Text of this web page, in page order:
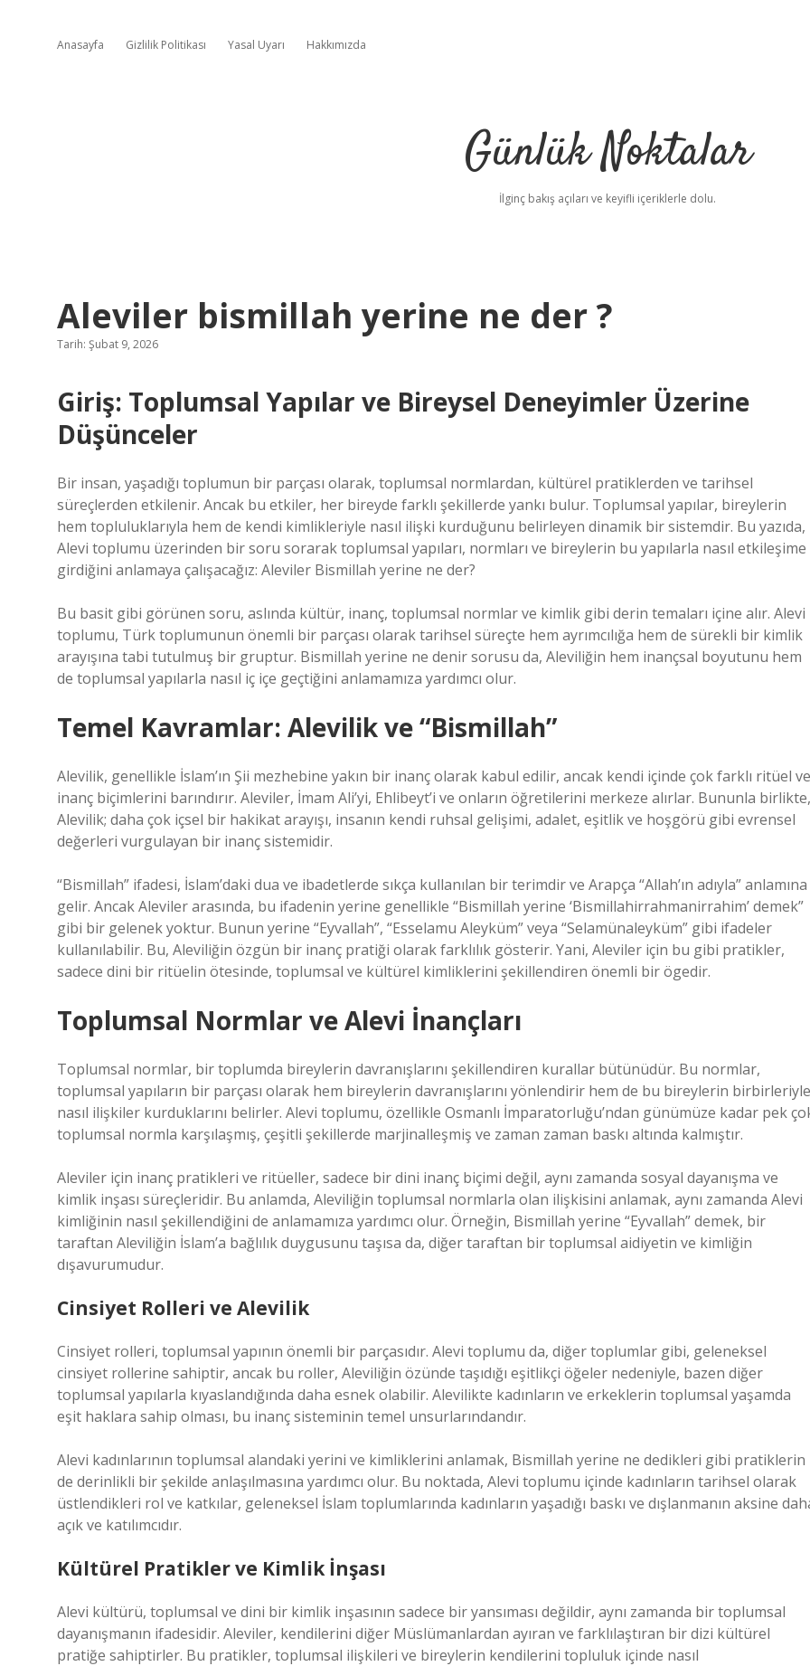
Anasayfa Gizlilik Politikası Yasal Uyarı Hakkımızda
Günlük Noktalar
İlginç bakış açıları ve keyifli içeriklerle dolu.
Aleviler bismillah yerine ne der ?
Tarih: Şubat 9, 2026
Giriş: Toplumsal Yapılar ve Bireysel Deneyimler Üzerine
Düşünceler
Bir insan, yaşadığı toplumun bir parçası olarak, toplumsal normlardan, kültürel pratiklerden ve tarihsel
süreçlerden etkilenir. Ancak bu etkiler, her bireyde farklı şekillerde yankı bulur. Toplumsal yapılar, bireylerin
hem topluluklarıyla hem de kendi kimlikleriyle nasıl ilişki kurduğunu belirleyen dinamik bir sistemdir. Bu yazıda,
Alevi toplumu üzerinden bir soru sorarak toplumsal yapıları, normları ve bireylerin bu yapılarla nasıl etkileşime
girdiğini anlamaya çalışacağız: Aleviler Bismillah yerine ne der?
Bu basit gibi görünen soru, aslında kültür, inanç, toplumsal normlar ve kimlik gibi derin temaları içine alır. Alevi
toplumu, Türk toplumunun önemli bir parçası olarak tarihsel süreçte hem ayrımcılığa hem de sürekli bir kimlik
arayışına tabi tutulmuş bir gruptur. Bismillah yerine ne denir sorusu da, Aleviliğin hem inançsal boyutunu hem
de toplumsal yapılarla nasıl iç içe geçtiğini anlamamıza yardımcı olur.
Temel Kavramlar: Alevilik ve “Bismillah”
Alevilik, genellikle İslam’ın Şii mezhebine yakın bir inanç olarak kabul edilir, ancak kendi içinde çok farklı ritüel ve
inanç biçimlerini barındırır. Aleviler, İmam Ali’yi, Ehlibeyt’i ve onların öğretilerini merkeze alırlar. Bununla birlikte,
Alevilik; daha çok içsel bir hakikat arayışı, insanın kendi ruhsal gelişimi, adalet, eşitlik ve hoşgörü gibi evrensel
değerleri vurgulayan bir inanç sistemidir.
“Bismillah” ifadesi, İslam’daki dua ve ibadetlerde sıkça kullanılan bir terimdir ve Arapça “Allah’ın adıyla” anlamına
gelir. Ancak Aleviler arasında, bu ifadenin yerine genellikle “Bismillah yerine ‘Bismillahirrahmanirrahim’ demek”
gibi bir gelenek yoktur. Bunun yerine “Eyvallah”, “Esselamu Aleyküm” veya “Selamünaleyküm” gibi ifadeler
kullanılabilir. Bu, Aleviliğin özgün bir inanç pratiği olarak farklılık gösterir. Yani, Aleviler için bu gibi pratikler,
sadece dini bir ritüelin ötesinde, toplumsal ve kültürel kimliklerini şekillendiren önemli bir ögedir.
Toplumsal Normlar ve Alevi İnançları
Toplumsal normlar, bir toplumda bireylerin davranışlarını şekillendiren kurallar bütünüdür. Bu normlar,
toplumsal yapıların bir parçası olarak hem bireylerin davranışlarını yönlendirir hem de bu bireylerin birbirleriyle
nasıl ilişkiler kurduklarını belirler. Alevi toplumu, özellikle Osmanlı İmparatorluğu’ndan günümüze kadar pek
toplumsal normla karşılaşmış, çeşitli şekillerde marjinalleşmiş ve zaman zaman baskı altında kalmıştır.
Aleviler için inanç pratikleri ve ritüeller, sadece bir dini inanç biçimi değil, aynı zamanda sosyal dayanışma ve
kimlik inşası süreçleridir. Bu anlamda, Aleviliğin toplumsal normlarla olan ilişkisini anlamak, aynı zamanda Alevi
kimliğinin nasıl şekillendiğini de anlamamıza yardımcı olur. Örneğin, Bismillah yerine “Eyvallah” demek, bir
taraftan Aleviliğin İslam’a bağlılık duygusunu taşısa da, diğer taraftan bir toplumsal aidiyetin ve kimliğin
dışavurumudur.
Cinsiyet Rolleri ve Alevilik
Cinsiyet rolleri, toplumsal yapının önemli bir parçasıdır. Alevi toplumu da, diğer toplumlar gibi, geleneksel
cinsiyet rollerine sahiptir, ancak bu roller, Aleviliğin özünde taşıdığı eşitlikçi öğeler nedeniyle, bazen diğer
toplumsal yapılarla kıyaslandığında daha esnek olabilir. Alevilikte kadınların ve erkeklerin toplumsal yaşamda
eşit haklara sahip olması, bu inanç sisteminin temel unsurlarındandır.
Alevi kadınlarının toplumsal alandaki yerini ve kimliklerini anlamak, Bismillah yerine ne dedikleri gibi pratiklerin
de derinlikli bir şekilde anlaşılmasına yardımcı olur. Bu noktada, Alevi toplumu içinde kadınların tarihsel olarak
üstlendikleri rol ve katkılar, geleneksel İslam toplumlarında kadınların yaşadığı baskı ve dışlanmanın aksine
açık ve katılımcıdır.
Kültürel Pratikler ve Kimlik İnşası
Alevi kültürü, toplumsal ve dini bir kimlik inşasının sadece bir yansıması değildir, aynı zamanda bir toplumsal
dayanışmanın ifadesidir. Aleviler, kendilerini diğer Müslümanlardan ayıran ve farklılaştıran bir dizi kültürel
pratiğe sahiptirler. Bu pratikler, toplumsal ilişkileri ve bireylerin kendilerini topluluk içinde nasıl